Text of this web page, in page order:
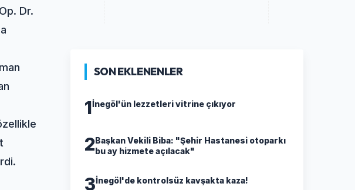
Dr.
SON EKLENENLER
1İnegöl'ün lezzetleri vitrine çıkıyor
2Başkan Vekili Biba: "Şehir Hastanesi otoparkı
bu ay hizmete açılacak"
3İnegöl'de kontrolsüz kavşakta kaza!